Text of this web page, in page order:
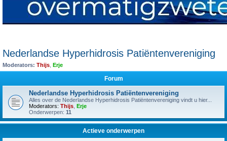
Nederlandse Hyperhidrosis Patiëntenvereniging
Moderators: Thijs Erje
Forum
Nederlandse Hyperhidrosis Patiëntenvereniging
Alles over de Nederlandse Hyperhidrosis Patiëntenvereniging vindt u hier...
Moderators: Thijs Erje
Onderwerpen: 11
Actieve onderwerpen